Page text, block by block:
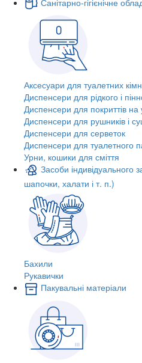
Аксесуари для туалетних
Диспенсери для рідкого і
Диспенсери для покриттів на
Диспенсери для рушників і
Диспенсери для серветок
Диспенсери для туалетного
Урни, кошики для сміття
Засоби індивідуального
шапочки, халати і т. п.)
Бахили
Рукавички
Пакувальні матеріали